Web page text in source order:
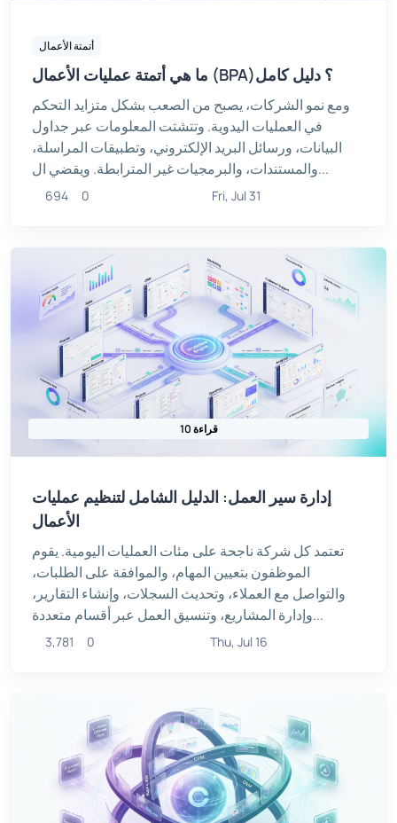
أتمتة الأعمال
ما هي أتمتة عمليات الأعمال (BPA)؟ دليل كامل
ومع نمو الشركات، يصبح من الصعب بشكل متزايد التحكم
في العمليات اليدوية. وتتشتت المعلومات عبر جداول
البيانات، ورسائل البريد الإلكتروني، وتطبيقات المراسلة،
والمستندات، والبرمجيات غير المترابطة. ويقضي ال...
694 0 Fri, Jul 31
10 قراءة
إدارة سير العمل: الدليل الشامل لتنظيم عمليات
الأعمال
تعتمد كل شركة ناجحة على مئات العمليات اليومية. يقوم
الموظفون بتعيين المهام، والموافقة على الطلبات،
والتواصل مع العملاء، وتحديث السجلات، وإنشاء التقارير،
وإدارة المشاريع، وتنسيق العمل عبر أقسام متعددة...
3,781 0 Thu, Jul 16